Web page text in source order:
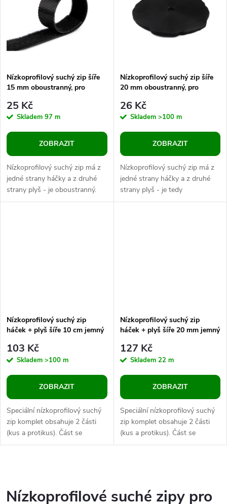
ů
Nízkoprofilový suchý zip šíře
15 mm oboustranný, pro
25 Kč
Skladem 97 m
ZOBRAZIT
Nízkoprofilový suchý zip má z
jedné strany háčky a z druhé
strany plyš - je oboustranný.
Materiál je poddajný. U suchého
Nízkoprofilový suchý zip šíře
20 mm oboustranný, pro
26 Kč
Skladem >100 m
ZOBRAZIT
Nízkoprofilový suchý zip má z
jedné strany háčky a z druhé
strany plyš - je tedy
oboustranný. Materiál je
Nízkoprofilový suchý zip
háček + plyš šíře 10 cm jemný
103 Kč
Skladem >100 m
ZOBRAZIT
Speciální nízkoprofilový suchý
zip komplet obsahuje 2 části
(kus a protikus). Část se
smyčkami je měkká a na
Nízkoprofilový suchý zip
háček + plyš šíře 20 mm jemný
127 Kč
Skladem 22 m
ZOBRAZIT
Speciální nízkoprofilový suchý
zip komplet obsahuje 2 části
(kus a protikus). Část se
smyčkami je měkká a na
v
Nízkoprofilové suché zipy pro